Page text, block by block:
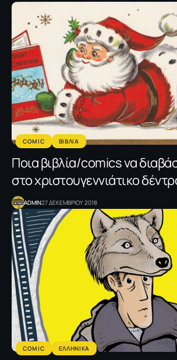
COMIC ΒΙΒΛΙΑ
Ποια βιβλία/comics να
στο χριστουγεννιάτικο
ADMIN27 ΔΕΚΕΜΒΡΙΟΥ 2018
COMIC ΕΛΛΗΝΙΚΑ